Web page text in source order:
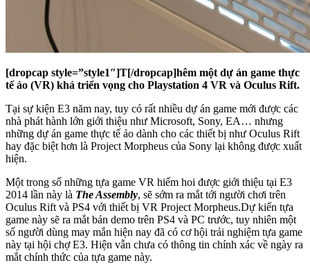
[dropcap style=”style1″]T[/dropcap]hêm một dự án game thực
tế ảo (VR) khá triển vọng cho Playstation 4 VR và Oculus Rift.
Tại sự kiện E3 năm nay, tuy có rất nhiều dự án game mới được các
nhà phát hành lớn giới thiệu như Microsoft, Sony, EA… nhưng
những dự án game thực tế ảo dành cho các thiết bị như Oculus Rift
hay đặc biệt hơn là Project Morpheus của Sony lại không được xuất
hiện.
Một trong số những tựa game VR hiếm hoi được giới thiệu tại E3
2014 lần này là The Assembly, sẽ sớm ra mắt tới người chơi trên
Oculus Rift và PS4 với thiết bị VR Project Morpheus.Dự kiến tựa
game này sẽ ra mắt bản demo trên PS4 và PC trước, tuy nhiên một
số người dùng may mắn hiện nay đã có cơ hội trải nghiệm tựa game
này tại hội chợ E3. Hiện vẫn chưa có thông tin chính xác về ngày ra
mắt chính thức của tựa game này.